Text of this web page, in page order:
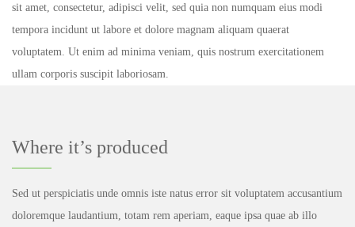
sit amet, consectetur, adipisci velit, sed quia non numquam eius modi
tempora incidunt ut labore et dolore magnam aliquam quaerat
voluptatem. Ut enim ad minima veniam, quis nostrum exercitationem
ullam corporis suscipit laboriosam.
Where it’s produced
Sed ut perspiciatis unde omnis iste natus error sit voluptatem accusantium
doloremque laudantium, totam rem aperiam, eaque ipsa quae ab illo